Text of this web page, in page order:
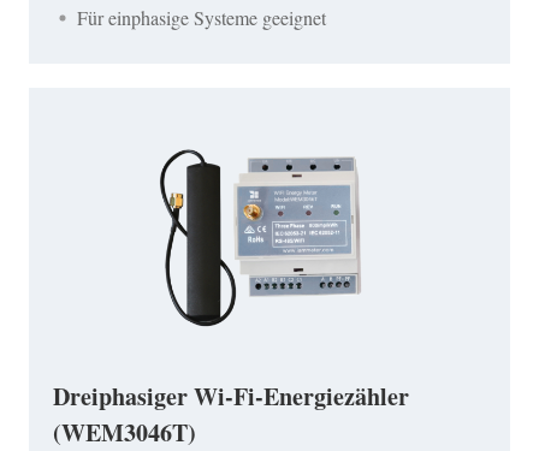
Für einphasige Systeme geeignet
Dreiphasiger Wi-Fi-Energiezähler
(WEM3046T)